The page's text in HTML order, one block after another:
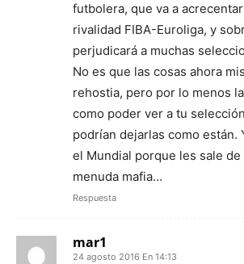
futbolera, que va a
rivalidad FIBA-Euroliga, y
perjudicará a muchas
No es que las cosas ahora
rehostia, pero por lo menos
como poder ver a tu
podrían dejarlas como están.
el Mundial porque les sale de
menuda mafia…
Respuesta
mar1
24 agosto 2016 En 14:13